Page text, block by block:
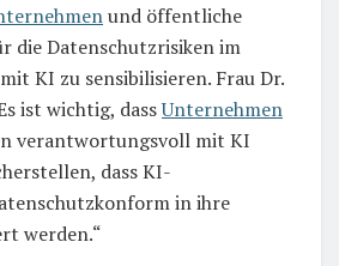
und öffentliche
die Datenschutzrisiken im
KI zu sensibilisieren. Frau Dr.
ist wichtig, dassUnternehmen
verantwortungsvoll mit KI
dass KI-
in ihre
werden.“